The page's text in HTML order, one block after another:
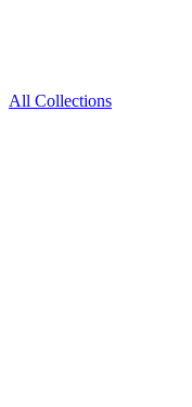
All Collections